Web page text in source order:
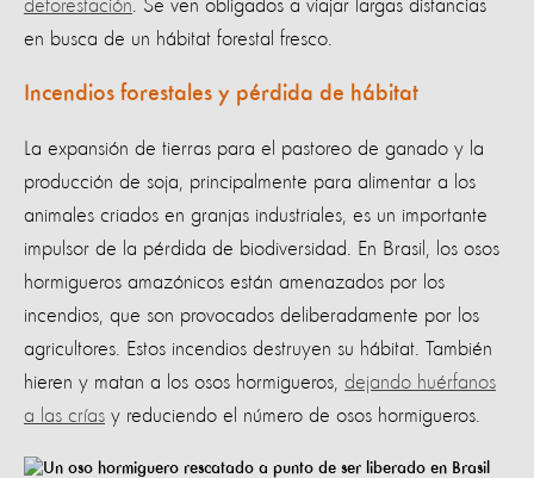
deforestación. Se ven obligados a viajar largas distancias
en busca de un hábitat forestal fresco.
Incendios forestales y pérdida de hábitat
La expansión de tierras para el pastoreo de ganado y la
producción de soja, principalmente para alimentar a los
animales criados en granjas industriales, es un importante
impulsor de la pérdida de biodiversidad. En Brasil, los osos
hormigueros amazónicos están amenazados por los
incendios, que son provocados deliberadamente por los
agricultores. Estos incendios destruyen su hábitat. También
hieren y matan a los osos hormigueros, dejando huérfanos
a las crías y reduciendo el número de osos hormigueros.